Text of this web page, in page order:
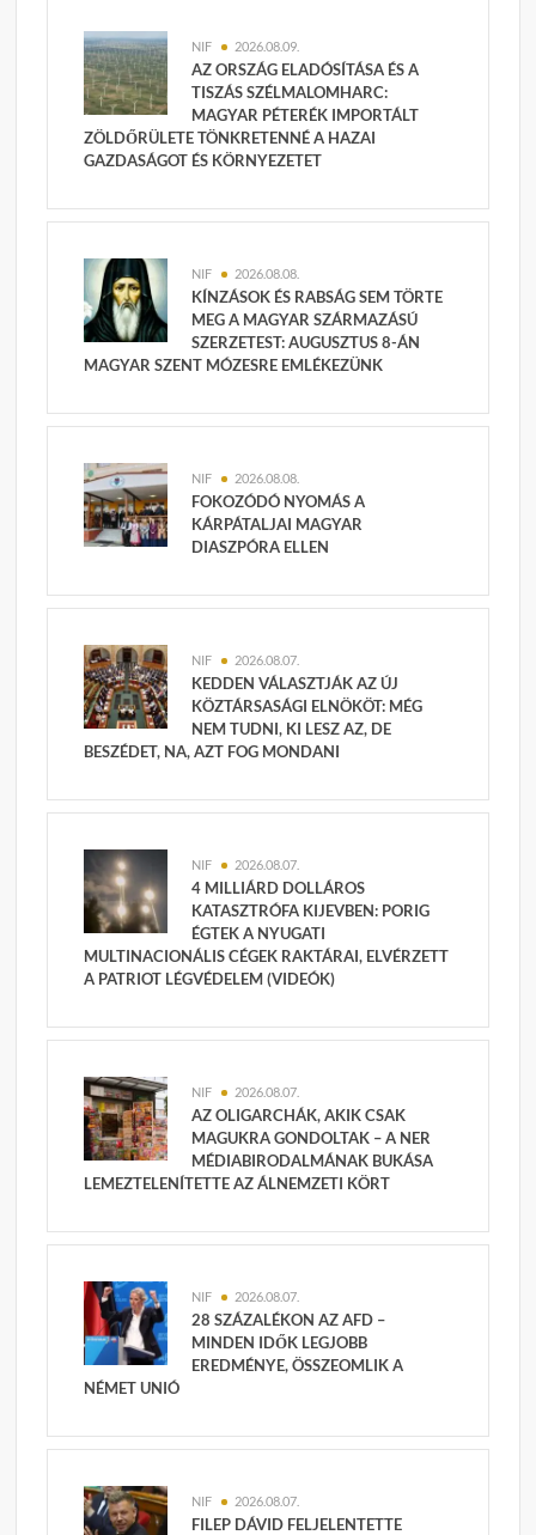
NIF 2026.08.09.
AZ ORSZÁG ELADÓSÍTÁSA ÉS A
TISZÁS SZÉLMALOMHARC:
MAGYAR PÉTERÉK IMPORTÁLT
ZÖLDŐRÜLETE TÖNKRETENNÉ A HAZAI
GAZDASÁGOT ÉS KÖRNYEZETET
NIF 2026.08.08.
KÍNZÁSOK ÉS RABSÁG SEM TÖRTE
MEG A MAGYAR SZÁRMAZÁSÚ
SZERZETEST: AUGUSZTUS 8-ÁN
MAGYAR SZENT MÓZESRE EMLÉKEZÜNK
NIF 2026.08.08.
FOKOZÓDÓ NYOMÁS A
KÁRPÁTALJAI MAGYAR
DIASZPÓRA ELLEN
NIF 2026.08.07.
KEDDEN VÁLASZTJÁK AZ ÚJ
KÖZTÁRSASÁGI ELNÖKÖT: MÉG
NEM TUDNI, KI LESZ AZ, DE
BESZÉDET, NA, AZT FOG MONDANI
NIF 2026.08.07.
4 MILLIÁRD DOLLÁROS
KATASZTRÓFA KIJEVBEN: PORIG
ÉGTEK A NYUGATI
MULTINACIONÁLIS CÉGEK RAKTÁRAI, ELVÉRZETT
A PATRIOT LÉGVÉDELEM (VIDEÓK)
NIF 2026.08.07.
AZ OLIGARCHÁK, AKIK CSAK
MAGUKRA GONDOLTAK – A NER
MÉDIABIRODALMÁNAK BUKÁSA
LEMEZTELENÍTETTE AZ ÁLNEMZETI KÖRT
NIF 2026.08.07.
28 SZÁZALÉKON AZ AFD –
MINDEN IDŐK LEGJOBB
EREDMÉNYE, ÖSSZEOMLIK A
NÉMET UNIÓ
NIF 2026.08.07.
FILEP DÁVID FELJELENTETTE